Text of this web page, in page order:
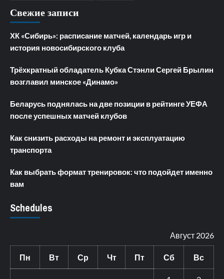
Свежие записи
ХК «Сибирь»: расписание матчей, календарь игр и
история новосибирского клуба
Трёхкратный обладатель Кубка Стэнли Сергей Брылин
возглавил минское «Динамо»
Беларусь поднялась на две позиции в рейтинге УЕФА
после успешных матчей клубов
Как снизить расходы на ремонт и эксплуатацию
транспорта
Как выбрать формат тренировок: что подойдет именно
вам
Schedules
Август 2026
Пн Вт Ср Чт Пт Сб Вс